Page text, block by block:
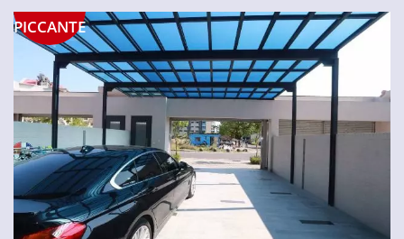
PICCANTE